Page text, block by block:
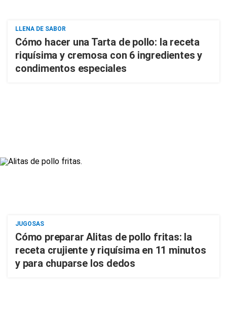
LLENA DE SABOR
Cómo hacer una Tarta de pollo: la receta
riquísima y cremosa con 6 ingredientes y
condimentos especiales
JUGOSAS
Cómo preparar Alitas de pollo fritas: la
receta crujiente y riquísima en 11 minutos
y para chuparse los dedos